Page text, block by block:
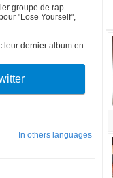
groupe de rap
"Lose Yourself",
leur dernier album en
In others languages